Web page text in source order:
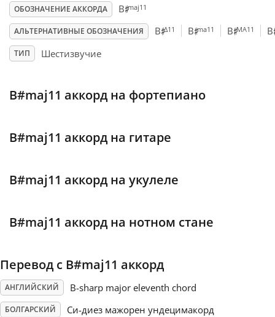
한국어
Italiano
日本語
Polski
Português
Русский
ОБОЗНАЧЕНИЕ АККОРДА B♯maj11
АЛЬТЕРНАТИВНЫЕ ОБОЗНАЧЕНИЯ B♯Δ11 B♯ma11 B♯MA11 B
ТИП Шестизвучие
B#maj11 аккорд на фортепиано
B#maj11 аккорд на гитаре
B#maj11 аккорд на укулеле
B#maj11 аккорд на нотном стане
Перевод с B#maj11 аккорд
АНГЛИЙСКИЙ B-sharp major eleventh chord
БОЛГАРСКИЙ Си-диез мажорен ундецимакорд